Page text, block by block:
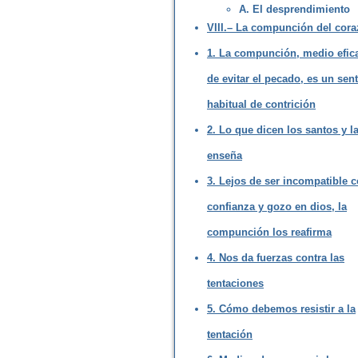
A. El desprendimiento
VIII.– La compunción del
1. La compunción, medio
de evitar el pecado, es un
habitual de contrición
2. Lo que dicen los santos y
enseña
3. Lejos de ser incompatible
confianza y gozo en dios, la
compunción los reafirma
4. Nos da fuerzas contra las
tentaciones
5. Cómo debemos resistir a la
tentación